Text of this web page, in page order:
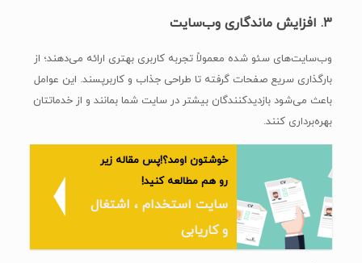
۳. افزایش ماندگاری وب‌سایت
وب‌سایت‌های سئو شده معمولاً تجربه کاربری بهتری ارائه می‌دهند؛ از
بارگذاری سریع صفحات گرفته تا طراحی جذاب و کاربرپسند. این عوامل
باعث می‌شود بازدیدکنندگان بیشتر در سایت شما بمانند و از خدماتتان
بهره‌برداری کنند.
خوشتون اومد؟!پس مقاله زیر
رو هم مطالعه کنید!
سایت استخدام ، اشتغال
و کاریابی